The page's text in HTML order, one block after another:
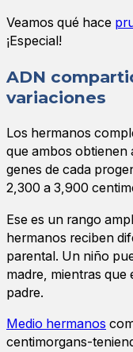
Veamos qué hace
¡Especial!
ADN
variaciones
Los hermanos
que ambos obtienen
genes de cada
2,300 a 3,900
Ese es un rango
hermanos reciben
parental. Un niño
madre, mientras
padre.
Medio hermanos
centimorgans-